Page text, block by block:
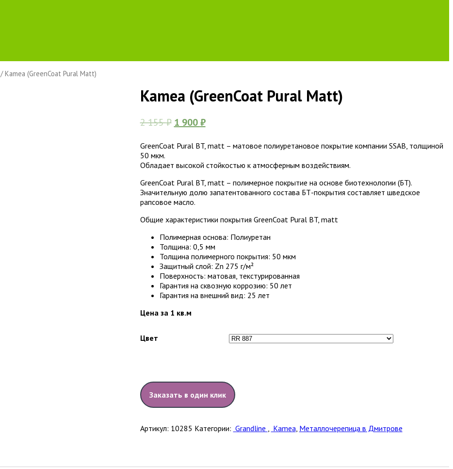
/ Kamea (GreenCoat Pural Matt)
Kamea (GreenCoat Pural Matt)
2 155₽ 1 900₽
GreenCoat Pural BT, matt – матовое полиуретановое покрытие компании SSAB, толщиной
50 мкм.
Обладает высокой стойкостью к атмосферным воздействиям.
GreenCoat Pural BT, matt – полимерное покрытие на основе биотехнологии (БТ).
Значительную долю запатентованного состава БТ-покрытия составляет шведское
рапсовое масло.
Общие характеристики покрытия GreenCoat Pural BT, matt
Полимерная основа: Полиуретан
Толщина: 0,5 мм
Толщина полимерного покрытия: 50 мкм
Защитный слой: Zn 275 г/м²
Поверхность: матовая, текстурированная
Гарантия на сквозную коррозию: 50 лет
Гарантия на внешний вид: 25 лет
Цена за 1 кв.м
Цвет
Заказать в один клик
Артикул: 10285 Категории: Grandline , Kamea, Металлочерепица в Дмитрове